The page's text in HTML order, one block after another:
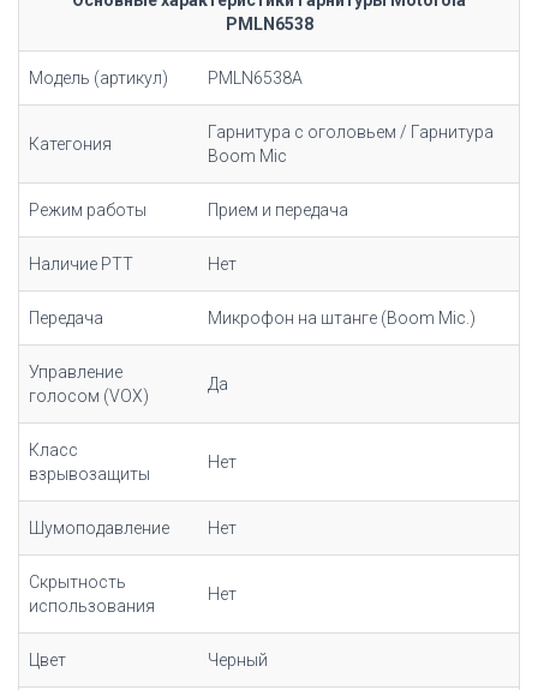
PMLN6538
Модель (артикул) PMLN6538A
Категония
Гарнитура с оголовьем / Гарнитура
Boom Mic
Режим работы Прием и передача
Наличие РТТ Нет
Передача Микрофон на штанге (Boom Mic.)
Управление
голосом (VOX)
Да
Класс
взрывозащиты
Нет
Шумоподавление Нет
Скрытность
использования
Нет
Цвет Черный